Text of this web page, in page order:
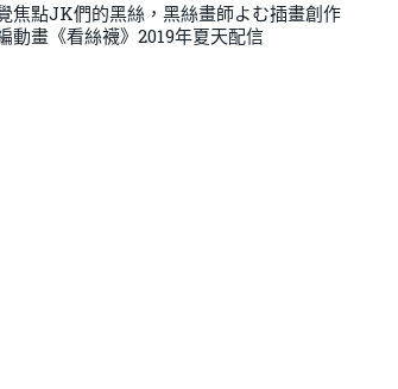
焦點JK們的黑絲，黑絲畫師よむ插畫創作
動畫《看絲襪》2019年夏天配信